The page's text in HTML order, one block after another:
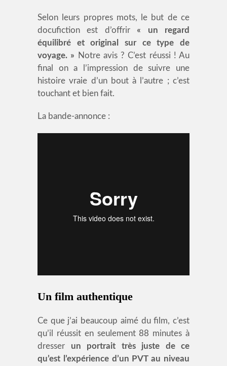
Selon leurs propres mots, le but de ce
docufiction est d’offrir « un regard
équilibré et original sur ce type de
voyage. » Notre avis ? C’est réussi ! Au
final on a l’impression de suivre une
histoire vraie d’un bout à l’autre ; c’est
touchant et bien fait.
La bande-annonce :
Un film authentique
Ce que j’ai beaucoup aimé du film, c’est
qu’il réussit en seulement 88 minutes à
dresser un portrait très juste de ce
qu’est l’expérience d’un PVT au niveau